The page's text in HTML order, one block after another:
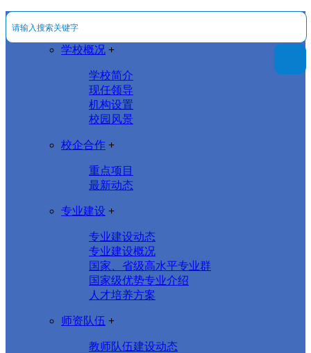
学校概况 +
学校简介
现任领导
机构设置
校园风景
校企合作 +
重点项目
最新动态
专业建设 +
专业建设动态
专业建设概况
国家、省级高水平专业群
国家级优势专业介绍
人才培养方案
师资队伍 +
教师队伍建设动态